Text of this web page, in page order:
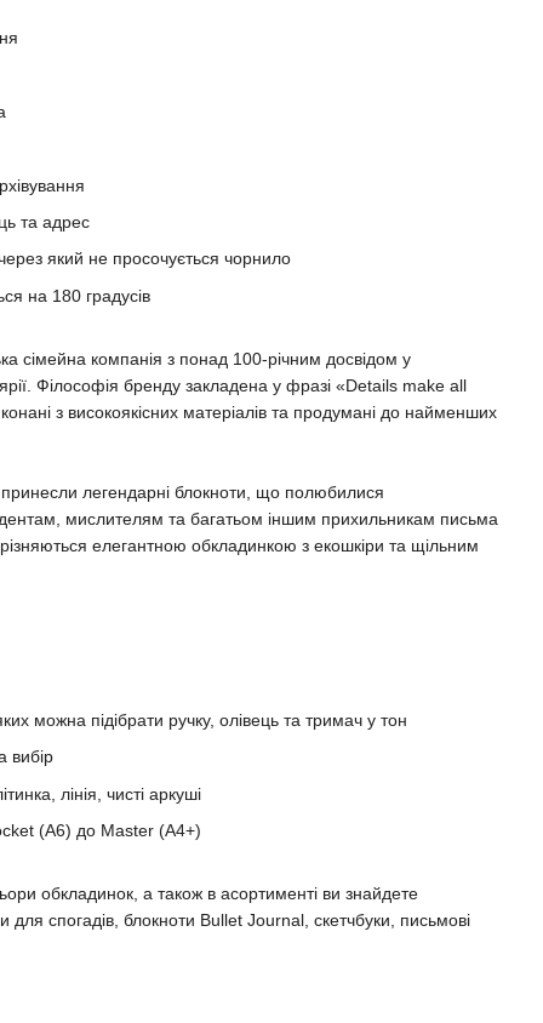
та адрес
який не просочується чорнило
на 180 градусів
сімейна компанія з понад 100-річним досвідом у
Філософія бренду закладена у фразі «Details make all
з високоякісних матеріалів та продумані до найменших
принесли легендарні блокноти, що полюбилися
мислителям та багатьом іншим прихильникам письма
елегантною обкладинкою з екошкіри та щільним
можна підібрати ручку, олівець та тримач у тон
вибір
лінія, чисті аркуші
(A6) до Master (A4+)
обкладинок, а також в асортименті ви знайдете
для спогадів, блокноти Bullet Journal, скетчбуки, письмові